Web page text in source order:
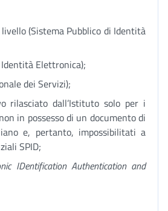
(Sistema Pubblico di Identità
Elettronica);
dei Servizi);
dall’Istituto solo per i
in possesso di un documento di
e, pertanto, impossibilitati a
SPID;
IDentification Authentication and